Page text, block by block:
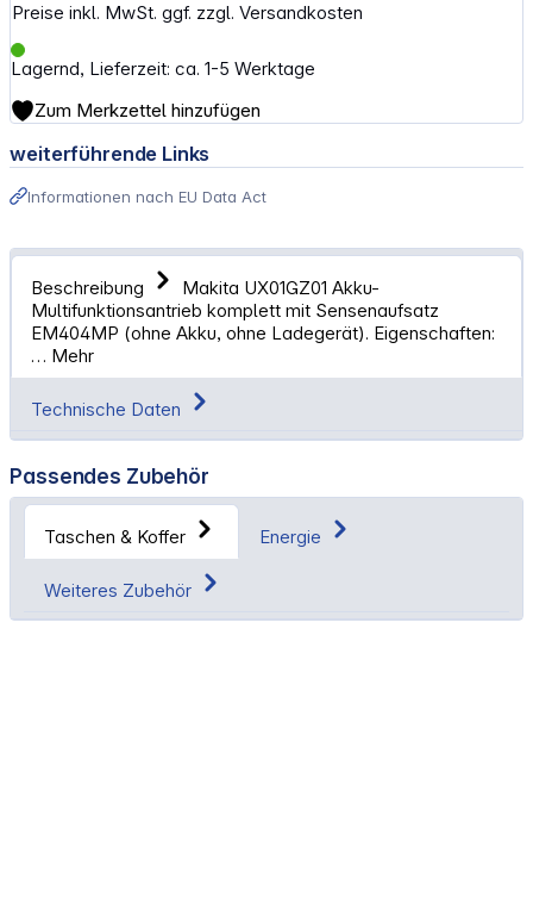
Preise inkl. MwSt. ggf. zzgl. Versandkosten
Lagernd, Lieferzeit: ca. 1-5 Werktage
Zum Merkzettel hinzufügen
weiterführende Links
Informationen nach EU Data Act
Beschreibung
Makita UX01GZ01 Akku-
Multifunktionsantrieb komplett mit Sensenaufsatz
EM404MP (ohne Akku, ohne Ladegerät). Eigenschaften:
… Mehr
Technische Daten
Passendes Zubehör
Taschen & Koffer Energie
Weiteres Zubehör